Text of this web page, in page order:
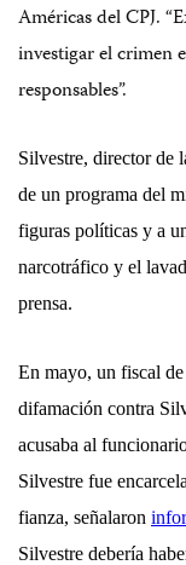
Américas del CPJ.
investigar el crimen
responsables”.
Silvestre, director de
de un programa del
figuras políticas y a
narcotráfico y el
prensa.
En mayo, un fiscal
difamación contra
acusaba al
Silvestre fue
fianza, señalaron
Silvestre debería